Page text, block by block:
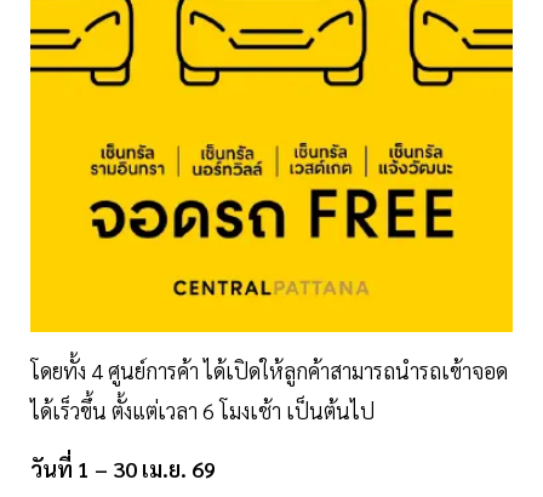
โดยทั้ง 4 ศูนย์การค้า ได้เปิดให้ลูกค้าสามารถนำรถเข้าจอด
ได้เร็วขึ้น ตั้งแต่เวลา 6 โมงเช้า เป็นต้นไป
วันที่ 1 – 30 เม.ย. 69